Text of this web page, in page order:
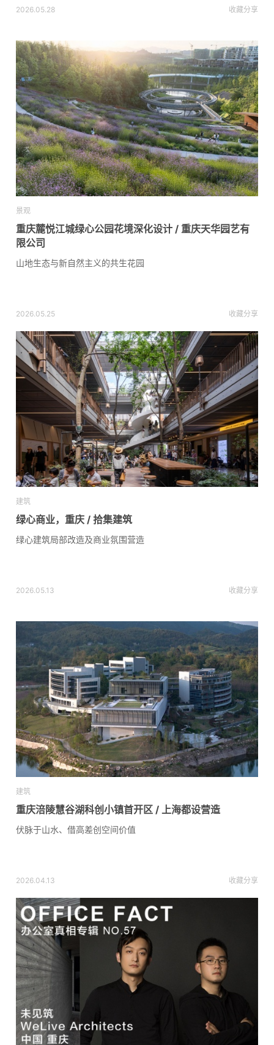
2026.05.28 收藏分享
景观
重庆麓悦江城绿心公园花境深化设计 / 重庆天华园艺有
限公司
山地生态与新自然主义的共生花园
2026.05.25 收藏分享
建筑
绿心商业，重庆 / 拾集建筑
绿心建筑局部改造及商业氛围营造
2026.05.13 收藏分享
建筑
重庆涪陵慧谷湖科创小镇首开区 / 上海都设营造
伏脉于山水、借高差创空间价值
2026.04.13 收藏分享